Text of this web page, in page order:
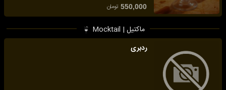
550,000 تومان
ماکتیل | Mocktail
ردبری